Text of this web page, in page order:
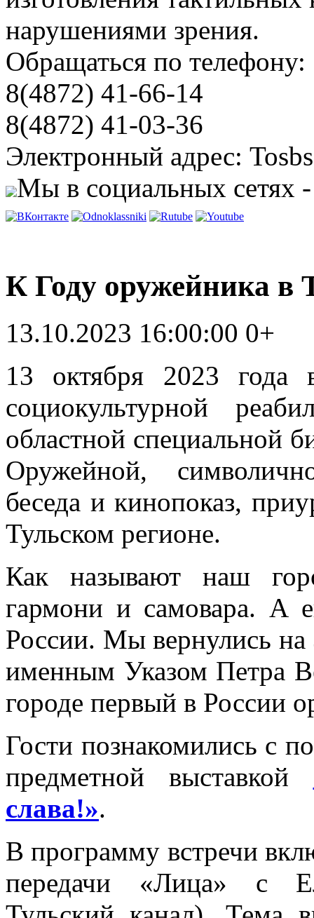
нарушениями зрения.
Обращаться по телефону:
8(4872) 41-66-14
8(4872) 41-03-36
Электронный адрес:
Мы в социальных сетях
К Году оружейника в
13.10.2023 16:00:00 0+
13 октября 2023 года
социокультурной
областной специальной
Оружейной,
беседа и кинопоказ,
Тульском регионе.
Как называют наш
гармони и самовара. А
России. Мы вернулись на
именным Указом Петра
городе первый в России
Гости познакомились с
предметной выставкой
слава!».
В программу встречи
передачи «Лица» с